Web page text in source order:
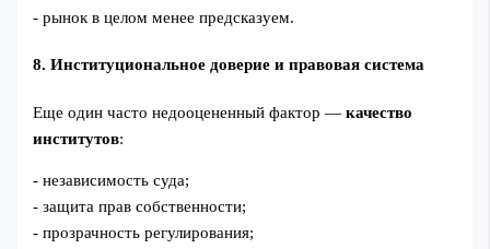
- рынок в целом менее предсказуем.
8. Институциональное доверие и правовая система
Еще один часто недооцененный фактор —качество
институтов:
- независимость суда;
- защита прав собственности;
- прозрачность регулирования;